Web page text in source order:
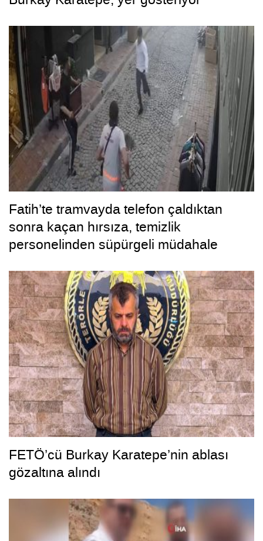
Fatih’te tramvayda telefon çaldıktan
sonra kaçan hırsıza, temizlik
personelinden süpürgeli müdahale
FETÖ’cü Burkay Karatepe’nin ablası
gözaltına alındı